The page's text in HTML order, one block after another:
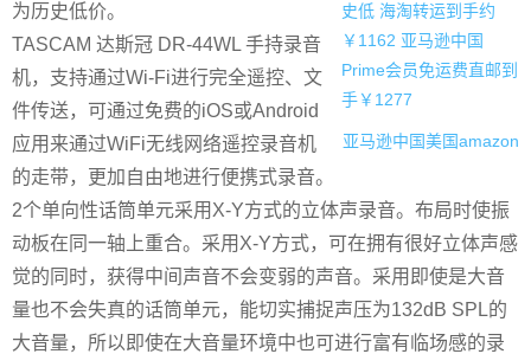
亚马逊中国美国amazon
为历史低价。
TASCAM 达斯冠 DR-44WL 手持录音
机，支持通过Wi-Fi进行完全遥控、文
件传送，可通过免费的iOS或Android
应用来通过WiFi无线网络遥控录音机
的走带，更加自由地进行便携式录音。
2个单向性话筒单元采用X-Y方式的立体声录音。布局时使振
动板在同一轴上重合。采用X-Y方式，可在拥有很好立体声感
觉的同时，获得中间声音不会变弱的声音。采用即使是大音
量也不会失真的话筒单元，能切实捕捉声压为132dB SPL的
大音量，所以即使在大音量环境中也可进行富有临场感的录